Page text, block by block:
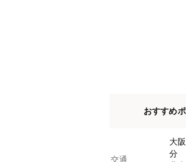
おすすめ
交通
大
分